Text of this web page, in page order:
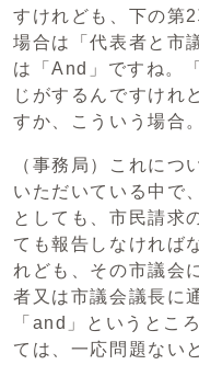
すけれども、下の第
場合は「代表者と市
は「And」ですね。
じがするんですけれ
すか、こういう場合。
（事務局）これにつ
いただいている中で
としても、市民請求
ても報告しなければ
れども、その市議会
者又は市議会議長に
「and」というとこ
ては、一応問題ない